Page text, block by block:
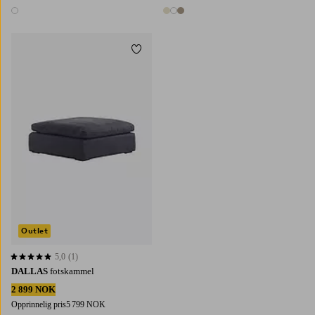
1 farge 3 farger
DALLAS fotskammel
2 899 NOK
Opprinnelig pris5 799 NOK
5,0 basert på 1 karaktergivninger
5,0 (1)
Outlet
Legg til favoritter